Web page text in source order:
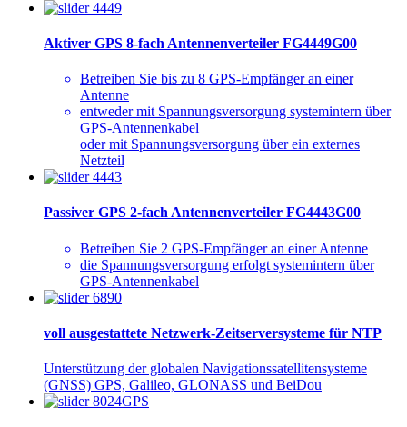
Aktiver GPS 8-fach Antennenverteiler FG4449G00
Betreiben Sie bis zu 8 GPS-Empfänger an einer
Antenne
entweder mit Spannungsversorgung systemintern über
GPS-Antennenkabel
oder mit Spannungsversorgung über ein externes
Netzteil
Passiver GPS 2-fach Antennenverteiler FG4443G00
Betreiben Sie 2 GPS-Empfänger an einer Antenne
die Spannungsversorgung erfolgt systemintern über
GPS-Antennenkabel
voll ausgestattete Netzwerk-Zeitserversysteme für NTP
Unterstützung der globalen Navigationssatellitensysteme
(GNSS) GPS, Galileo, GLONASS und BeiDou